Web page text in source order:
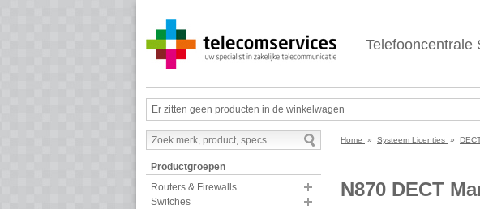
Telefooncentrale
Er zitten geen producten in de winkelwagen
Productgroepen
Routers & Firewalls
Switches
Home » Systeem Licenties »
N870 DECT